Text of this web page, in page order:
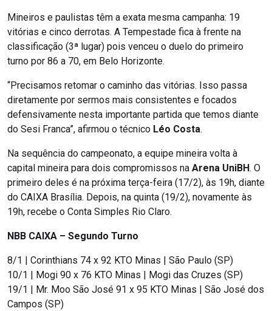
Mineiros e paulistas têm a exata mesma campanha: 19
vitórias e cinco derrotas. A Tempestade fica à frente na
classificação (3ª lugar) pois venceu o duelo do primeiro
turno por 86 a 70, em Belo Horizonte.
“Precisamos retomar o caminho das vitórias. Isso passa
diretamente por sermos mais consistentes e focados
defensivamente nesta importante partida que temos diante
do Sesi Franca”, afirmou o técnico Léo Costa.
Na sequência do campeonato, a equipe mineira volta à
capital mineira para dois compromissos na Arena UniBH. O
primeiro deles é na próxima terça-feira (17/2), às 19h, diante
do CAIXA Brasília. Depois, na quinta (19/2), novamente às
19h, recebe o Conta Simples Rio Claro.
NBB CAIXA – Segundo Turno
8/1 | Corinthians 74 x 92 KTO Minas | São Paulo (SP)
10/1 | Mogi 90 x 76 KTO Minas | Mogi das Cruzes (SP)
19/1 | Mr. Moo São José 91 x 95 KTO Minas | São José dos
Campos (SP)